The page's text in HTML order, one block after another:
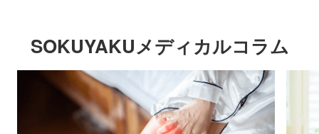
SOKUYAKUメディカルコラム